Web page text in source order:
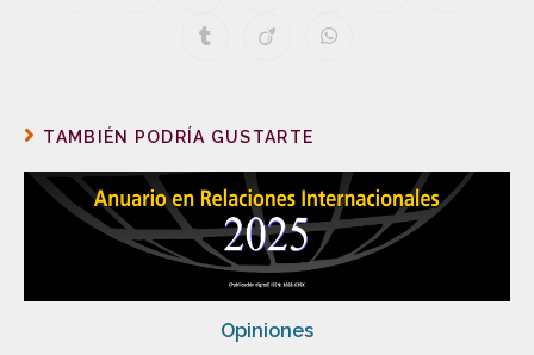
TAMBIÉN PODRÍA GUSTARTE
Opiniones